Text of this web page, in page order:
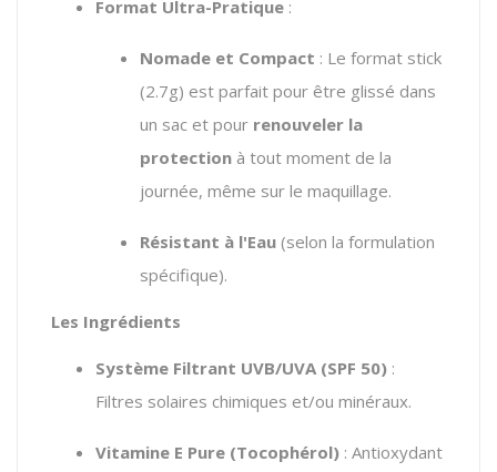
Format Ultra-Pratique :
Nomade et Compact : Le format stick
(2.7g) est parfait pour être glissé dans
un sac et pour renouveler la
protection à tout moment de la
journée, même sur le maquillage.
Résistant à l'Eau (selon la formulation
spécifique).
Les Ingrédients
Système Filtrant UVB/UVA (SPF 50) :
Filtres solaires chimiques et/ou minéraux.
Vitamine E Pure (Tocophérol) : Antioxydant